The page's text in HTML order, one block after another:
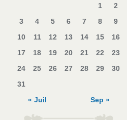
1
2
3
4 5 6 7 8
9
10
11 12 13 14 15
16
17
18 19 20 21 22
23
24
25 26 27 28 29
30
31
« Juil
Sep »